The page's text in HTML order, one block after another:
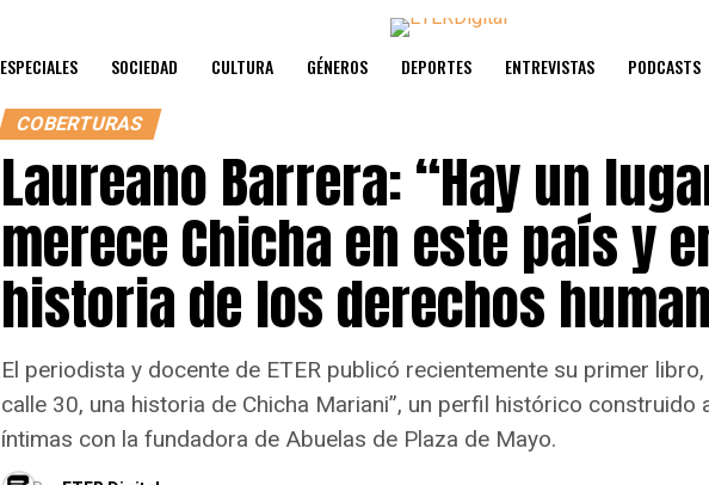
ESPECIALES SOCIEDAD CULTURA GÉNEROS DEPORTES ENTREVISTAS PODCASTS
COBERTURAS
Laureano Barrera: “Hay un
merece Chicha en este país y
historia de los derechos
El periodista y docente de ETER publicó recientemente su primer libro,
calle 30, una historia de Chicha Mariani”, un perfil histórico construido
íntimas con la fundadora de Abuelas de Plaza de Mayo.